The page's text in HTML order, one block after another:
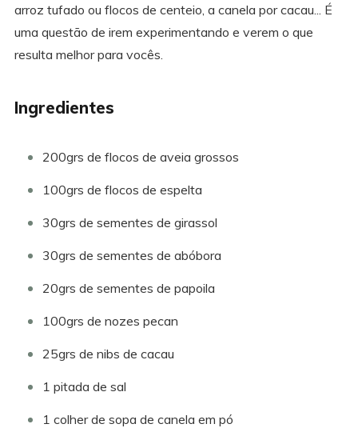
arroz tufado ou flocos de centeio, a canela por cacau... É
uma questão de irem experimentando e verem o que
resulta melhor para vocês.
Ingredientes
200grs de flocos de aveia grossos
100grs de flocos de espelta
30grs de sementes de girassol
30grs de sementes de abóbora
20grs de sementes de papoila
100grs de nozes pecan
25grs de nibs de cacau
1 pitada de sal
1 colher de sopa de canela em pó